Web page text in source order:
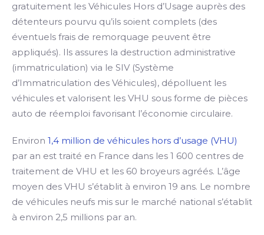
gratuitement les Véhicules Hors d’Usage auprès des
détenteurs pourvu qu’ils soient complets (des
éventuels frais de remorquage peuvent être
appliqués). Ils assures la destruction administrative
(immatriculation) via le SIV (Système
d’Immatriculation des Véhicules), dépolluent les
véhicules et valorisent les VHU sous forme de pièces
auto de réemploi favorisant l’économie circulaire.
Environ 1,4 million de véhicules hors d’usage (VHU)
par an est traité en France dans les 1 600 centres de
traitement de VHU et les 60 broyeurs agréés. L’âge
moyen des VHU s’établit à environ 19 ans. Le nombre
de véhicules neufs mis sur le marché national s’établit
à environ 2,5 millions par an.